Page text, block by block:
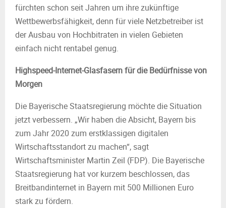
fürchten schon seit Jahren um ihre zukünftige
Wettbewerbsfähigkeit, denn für viele Netzbetreiber ist
der Ausbau von Hochbitraten in vielen Gebieten
einfach nicht rentabel genug.
Highspeed-Internet-Glasfasern für die Bedürfnisse von
Morgen
Die Bayerische Staatsregierung möchte die Situation
jetzt verbessern. „Wir haben die Absicht, Bayern bis
zum Jahr 2020 zum erstklassigen digitalen
Wirtschaftsstandort zu machen“, sagt
Wirtschaftsminister Martin Zeil (FDP). Die Bayerische
Staatsregierung hat vor kurzem beschlossen, das
Breitbandinternet in Bayern mit 500 Millionen Euro
stark zu fördern.